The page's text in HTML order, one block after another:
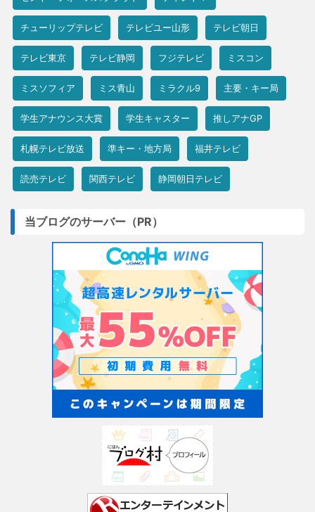
チューリップテレビ テレビユー山形 テレビ朝日
テレビ東京 テレビ静岡 フジテレビ ミスコン
ミスソフィア ミス青山 ミラクル9 主要・キー局
学生アナウンス大賞 学生キャスター 推しアナGP
札幌テレビ放送 準キー・地方局 福井テレビ
読売テレビ 関西テレビ 静岡朝日テレビ
当ブログのサーバー（PR）